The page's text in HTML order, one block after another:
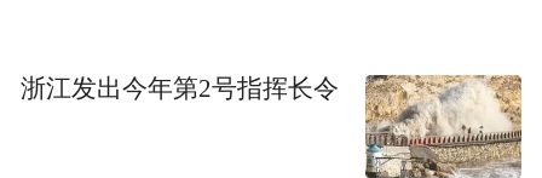
浙江发出今年第2号指挥长令